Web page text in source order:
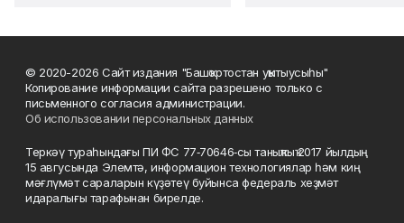
© 2020-2026 Сайт издания "Башҡортостан уҡытыусыһы"
Копирование информации сайта разрешено только с
письменного согласия администрации.
Об использовании персональных данных
Теркәү тураһындағы ПИ ФС 77‑70646‑сы таныҡлыҡ 2017 йылдың
15 авгусында Элемтә, информацион технологиялар һәм киң
мәғлүмәт сараларын күҙәтеү буйынса федераль хеҙмәт
идаралығы тарафынан бирелде.